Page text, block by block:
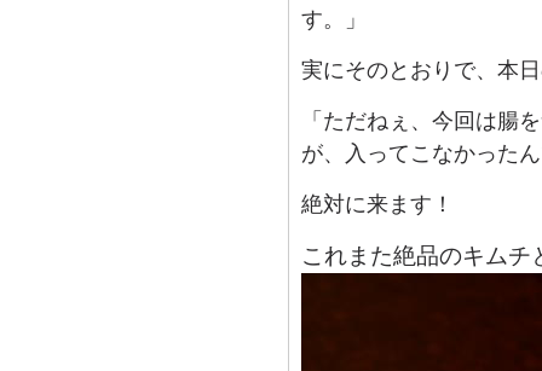
す。」
実にそのとおりで、本
「ただねぇ、今回は腸
が、入ってこなかった
絶対に来ます！
これまた絶品のキムチ